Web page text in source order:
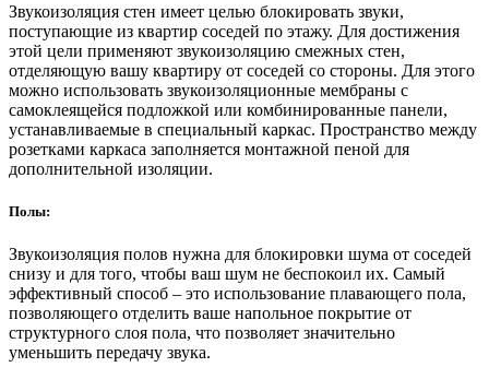
Звукоизоляция стен имеет целью блокировать звуки,
поступающие из квартир соседей по этажу. Для достижения
этой цели применяют звукоизоляцию смежных стен,
отделяющую вашу квартиру от соседей со стороны. Для этого
можно использовать звукоизоляционные мембраны с
самоклеящейся подложкой или комбинированные панели,
устанавливаемые в специальный каркас. Пространство между
розетками каркаса заполняется монтажной пеной для
дополнительной изоляции.
Полы:
Звукоизоляция полов нужна для блокировки шума от соседей
снизу и для того, чтобы ваш шум не беспокоил их. Самый
эффективный способ – это использование плавающего пола,
позволяющего отделить ваше напольное покрытие от
структурного слоя пола, что позволяет значительно
уменьшить передачу звука.